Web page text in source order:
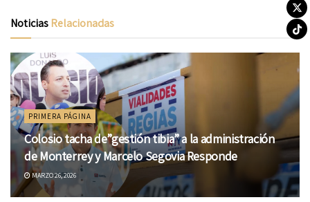
NoticiasRelacionadas
PRIMERA PÁGINA
Colosio tacha de”gestión tibia” a la administración
de Monterrey y Marcelo Segovia Responde
MARZO 26, 2026